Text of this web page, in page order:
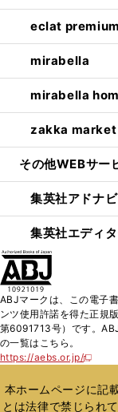
eclat premium
mirabella
mirabella
zakka market
その他WEBサー
集英社アドナビ
集英社エディ
ABJマークは、この電子
ンツ使用許諾を得た正規
第6091713号）です。
の一覧はこちら。
https://aebs.or.jp/
新
い
ウ
本ホームページに記
とは法律で禁じられ